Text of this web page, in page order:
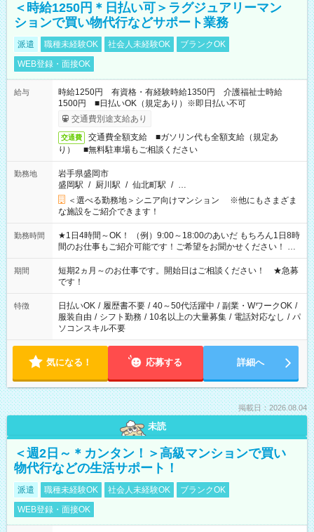
＜時給1250円＊日払い可＞ラグジュアリーマン
ションで買い物代行などサポート業務
派遣 職種未経験OK 社会人未経験OK
ブランクOK
WEB登録・面接OK
給与
時給1250円 有資格・有経験時給1350円 介護福祉士時給
1500円 ■日払いOK（規定あり）※即日払い不可
交通費別途支給あり
交通費
交通費全額支給 ■ガソリン代も全額支給（規定あ
り） ■無料駐車場もご相談ください
勤務地
岩手県盛岡市
盛岡駅 / 厨川駅 / 仙北町駅 / …
＜選べる勤務地＞シニア向けマンション ※他にもさまざま
な施設をご紹介できます！
勤務時間
★1日4時間～OK！ （例）9:00～18:00のあいだ もちろん1日8時
間のお仕事もご紹介可能です！ご希望をお聞かせください！ ★
家庭の都合でお休みが必要な場合も遠慮なくご相談ください。
※週最低15時間以上の勤務が必要です
期間
短期2ヵ月～のお仕事です。開始日はご相談ください！ ★急募
です！
特徴 日払いOK / 履歴書不要 / 40～50代活躍中 / 副業・WワークOK /
服装自由 / シフト勤務 / 10名以上の大量募集 / 電話対応なし / パ
ソコンスキル不要
気になる！ 応募する 詳細へ
掲載日：2026.08.04
未読
＜週2日～＊カンタン！＞高級マンションで買い
物代行などの生活サポート！
派遣 職種未経験OK 社会人未経験OK
ブランクOK
WEB登録・面接OK